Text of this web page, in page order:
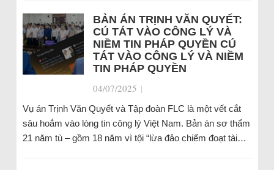
BẢN ÁN TRỊNH VĂN QUYẾT:
CÚ TÁT VÀO CÔNG LÝ VÀ
NIỀM TIN PHÁP QUYỀN CÚ
TÁT VÀO CÔNG LÝ VÀ NIỀM
TIN PHÁP QUYỀN
04/07/2025 |
Vụ án Trịnh Văn Quyết và Tập đoàn FLC là một vết cắt
sâu hoắm vào lòng tin công lý Việt Nam. Bản án sơ thẩm
21 năm tù – gồm 18 năm vì tội “lừa đảo chiếm đoạt tài…